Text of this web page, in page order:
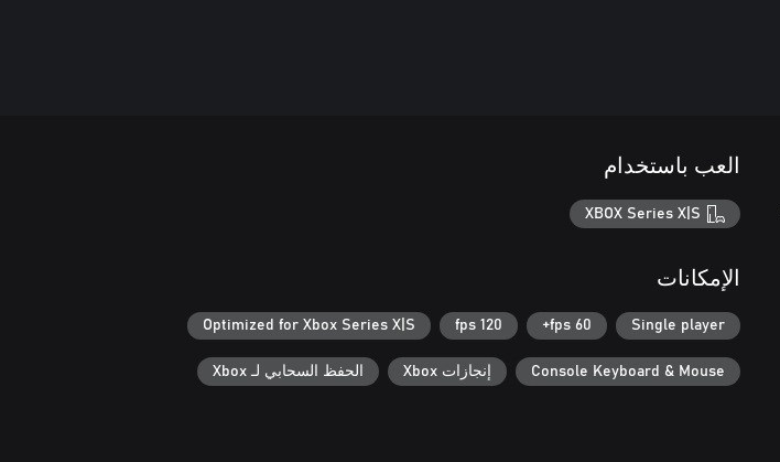
العب باستخدام
XBOX Series X|S
الإمكانات
Single player
60 fps+
120 fps
Optimized for Xbox Series X|S
Console Keyboard & Mouse إنجازات Xbox الحفظ السحابي لـ Xbox